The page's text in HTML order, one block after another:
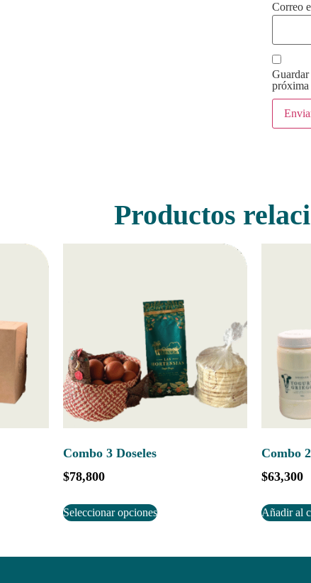
Correo
próxima
Productos
Combo 3 Doseles
$78,800
Seleccionar opciones
Combo
$63,300
Añadir al